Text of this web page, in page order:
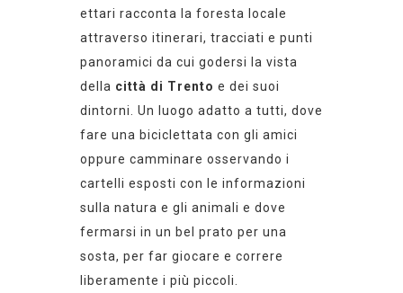
ettari racconta la foresta locale
attraverso itinerari, tracciati e punti
panoramici da cui godersi la vista
della città di Trento e dei suoi
dintorni. Un luogo adatto a tutti, dove
fare una biciclettata con gli amici
oppure camminare osservando i
cartelli esposti con le informazioni
sulla natura e gli animali e dove
fermarsi in un bel prato per una
sosta, per far giocare e correre
liberamente i più piccoli.